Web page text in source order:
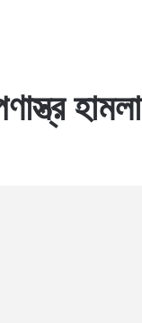
হামলা